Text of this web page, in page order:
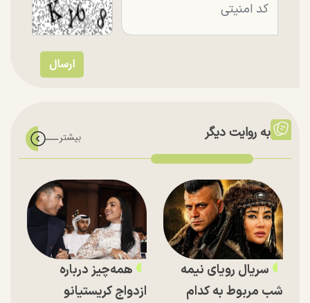
به روایت دیگر
سریال رویای نیمه
شب مربوط به کدام
همه‌چیز درباره
ازدواج کریستیانو